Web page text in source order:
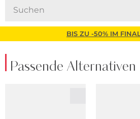
BIS ZU -50% IM
Passende Alternativen